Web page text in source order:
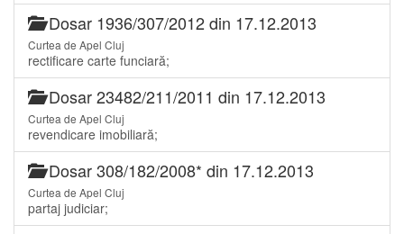
Dosar 1936/307/2012 din 17.12.2013
Curtea de Apel Cluj
rectificare carte funciară;
Dosar 23482/211/2011 din 17.12.2013
Curtea de Apel Cluj
revendicare imobiliară;
Dosar 308/182/2008* din 17.12.2013
Curtea de Apel Cluj
partaj judiciar;